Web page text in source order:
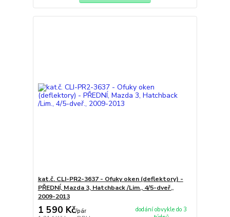
kat.č. CLI-PR2-3637 - Ofuky oken (deflektory) -
PŘEDNÍ, Mazda 3, Hatchback /Lim., 4/5-dveř.,
2009-2013
1 590 Kč/pár
dodání obvykle do 3